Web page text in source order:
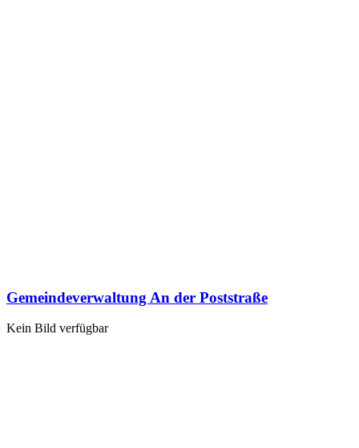
Gemeindeverwaltung An der Poststraße
Kein Bild verfügbar